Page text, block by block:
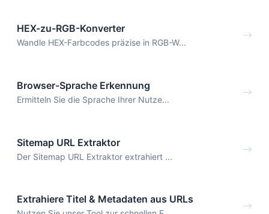
HEX-zu-RGB-Konverter
Wandle HEX-Farbcodes präzise in RGB-W...
Browser-Sprache Erkennung
Ermitteln Sie die Sprache Ihrer Nutze...
Sitemap URL Extraktor
Der Sitemap URL Extraktor extrahiert ...
Extrahiere Titel & Metadaten aus URLs